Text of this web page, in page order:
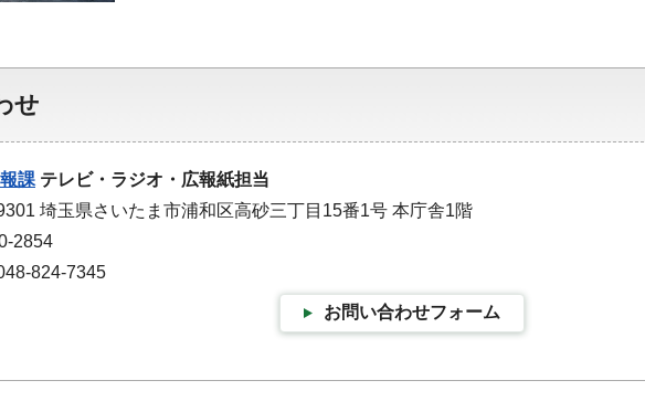
せ
課 テレビ・ラジオ・広報紙担当
埼玉県さいたま市浦和区高砂三丁目15番1号 本庁舎1階
2854
824-7345
お問い合わせフォーム